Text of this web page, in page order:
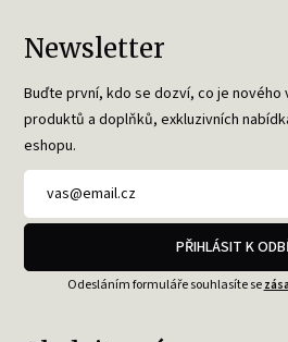
Newsletter
Buďte první, kdo se dozví, co je nového
produktů a doplňků, exkluzivních
eshopu.
PŘIHLÁSIT K
Odesláním formuláře souhlasíte se